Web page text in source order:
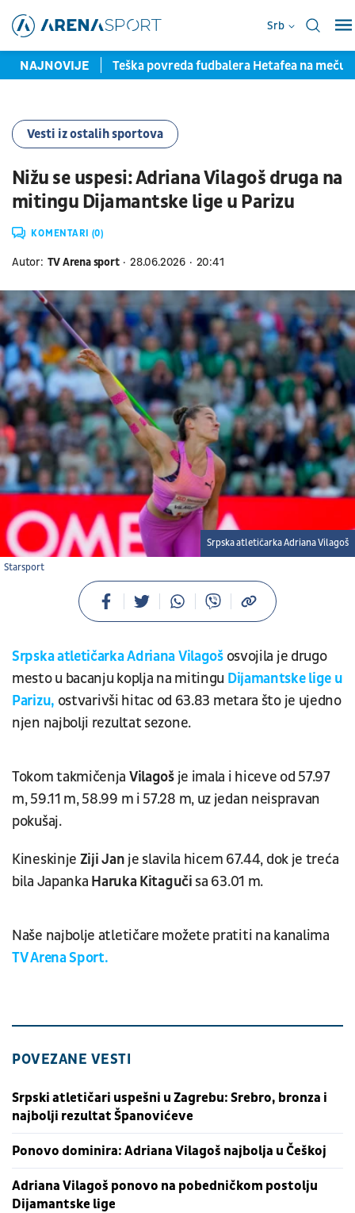
Srb
NAJNOVIJE
potpisom Teška povreda fudbalera Hetafea na meču
Vesti iz ostalih sportova
Nižu se uspesi: Adriana Vilagoš druga na
mitingu Dijamantske lige u Parizu
KOMENTARI (0)
Autor: TV Arena sport 28.06.2026 20:41
Starsport
Srpska atletičarka Adriana Vilagoš
Srpska atletičarka Adriana Vilagoš osvojila je drugo
mesto u bacanju koplja na mitingu Dijamantske lige u
Parizu, ostvarivši hitac od 63.83 metara što je ujedno
njen najbolji rezultat sezone.
Tokom takmičenja Vilagoš je imala i hiceve od 57.97
m, 59.11 m, 58.99 m i 57.28 m, uz jedan neispravan
pokušaj.
Kineskinje ZijiJan je slavila hicem 67.44, dok je treća
bila Japanka Haruka Kitaguči sa 63.01 m.
Naše najbolje atletičare možete pratiti na kanalima
TV Arena Sport.
POVEZANE VESTI
Srpski atletičari uspešni u Zagrebu: Srebro, bronza i
najbolji rezultat Španovićeve
Ponovo dominira: Adriana Vilagoš najbolja u Češkoj
Adriana Vilagoš ponovo na pobedničkom postolju
Dijamantske lige